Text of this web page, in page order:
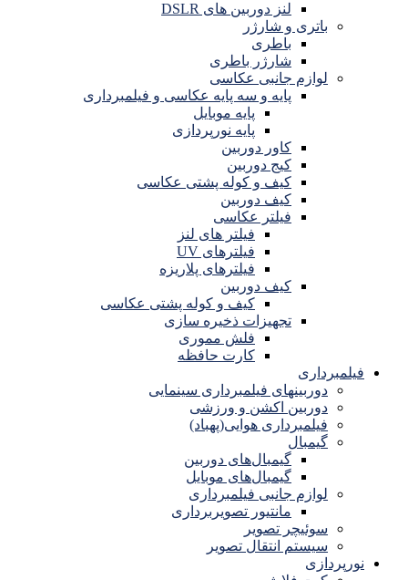
لنز دوربین های DSLR
باتری و شارژر
باطری
شارژر باطری
لوازم جانبی عکاسی
پایه و سه پایه عکاسی و فیلمبرداری
پایه موبایل
پایه نورپردازی
کاور دوربین
کیج دوربین
کیف و کوله پشتی عکاسی
کیف دوربین
فیلتر عکاسی
فیلتر های لنز
فیلترهای UV
فیلترهای پلاریزه
کیف دوربین
کیف و کوله پشتی عکاسی
تجهیزات ذخیره سازی
فلش مموری
کارت حافظه
فیلمبرداری
دوربینهای فیلمبرداری سینمایی
دوربین اکشن و ورزشی
فیلمبرداری هوایی(پهباد)
گیمبال
گیمبال‌های دوربین
گیمبال‌های موبایل
لوازم جانبی فیلمبرداری
مانتیور تصویربرداری
سوئیچر تصویر
سیستم انتقال تصویر
نورپردازی